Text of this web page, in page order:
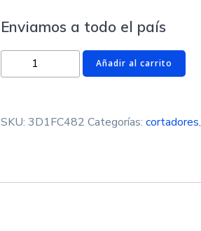
Enviamos a todo el país
Cortador
de
cantidad
Añadir al carrito
SKU: 3D1FC482 Categorías: cortadores,